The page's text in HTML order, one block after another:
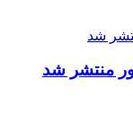
منتشر شد